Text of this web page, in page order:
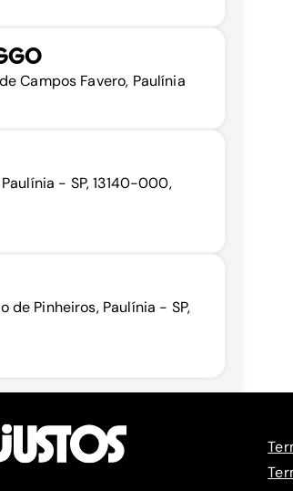
Campos Favero, Paulínia
- SP, 13140-000,
de Pinheiros, Paulínia - SP,